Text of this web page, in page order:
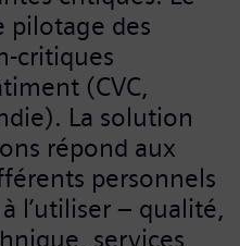
pilotage des
critiques
(CVC,
La solution
répond aux
personnels
l’utiliser – qualité,
services